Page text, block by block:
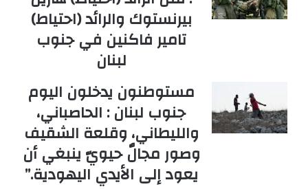
بيرنستوك والرائد (احتياط)
تامير فاكنين في جنوب
لبنان
مستوطنون يدخلون اليوم
جنوب لبنان : الحاصباني،
والليطاني، وقلعة الشقيف
وصور مجالٌ حيويّ ينبغي أن
يعود إلى الأيدي اليهودية.”